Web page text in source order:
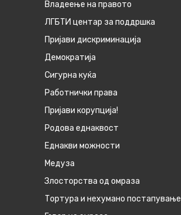
Владеење на правото
ЛГБТИ центар за поддршка
Пријави дискриминација
Демократија
Сигурна куќа
Работнички права
Пријави корупција!
Родова еднаквост
Eднакви можности
Медуза
Злосторства од омраза
Тортура и нехумано постапување